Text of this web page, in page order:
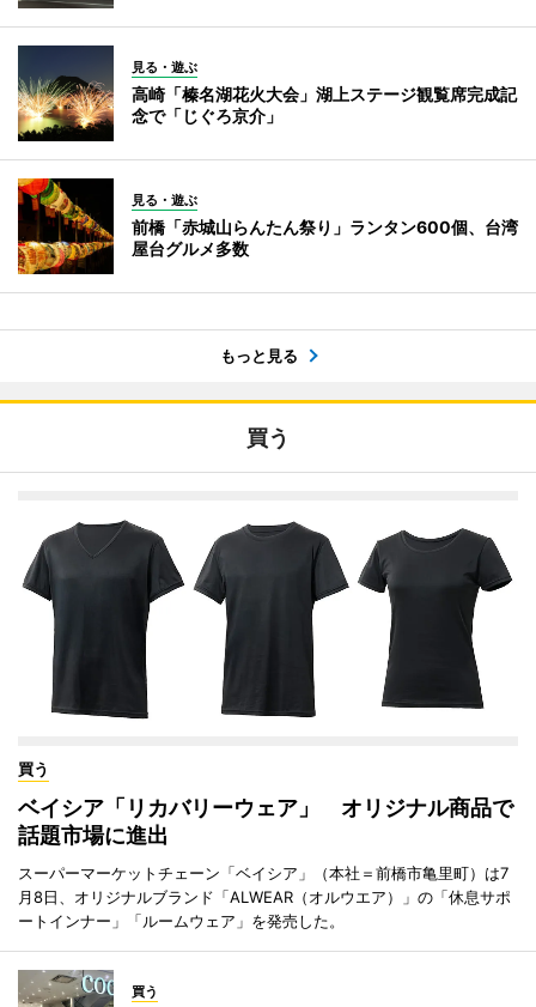
見る・遊ぶ
高崎「榛名湖花火大会」湖上ステージ観覧席完成記
念で「じぐろ京介」
見る・遊ぶ
前橋「赤城山らんたん祭り」ランタン600個、台湾
屋台グルメ多数
もっと見る
買う
買う
ベイシア「リカバリーウェア」 オリジナル商品で
話題市場に進出
スーパーマーケットチェーン「ベイシア」（本社＝前橋市亀里町）は7
月8日、オリジナルブランド「ALWEAR（オルウエア）」の「休息サポ
ートインナー」「ルームウェア」を発売した。
買う